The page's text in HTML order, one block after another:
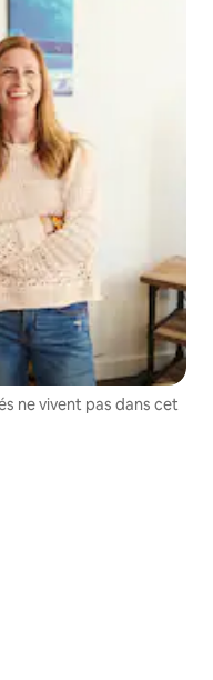
ne vivent pas dans cet